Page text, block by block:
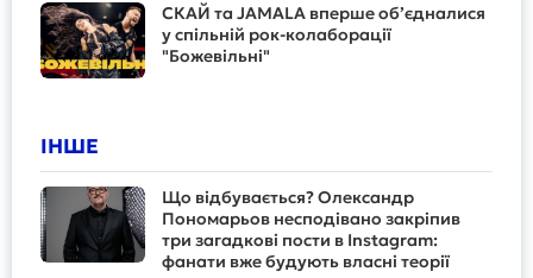
СКАЙ та JAMALA вперше об’єдналися
у спільній рок-колаборації
"Божевільні"
ІНШЕ
Що відбувається? Олександр
Пономарьов несподівано закріпив
три загадкові пости в Instagram:
фанати вже будують власні теорії